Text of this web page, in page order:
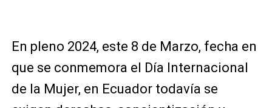
En pleno 2024, este 8 de Marzo, fecha en
que se conmemora el Día Internacional
de la Mujer, en Ecuador todavía se